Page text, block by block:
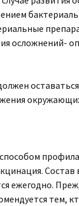
осложнений-
ежегодно.
тем,